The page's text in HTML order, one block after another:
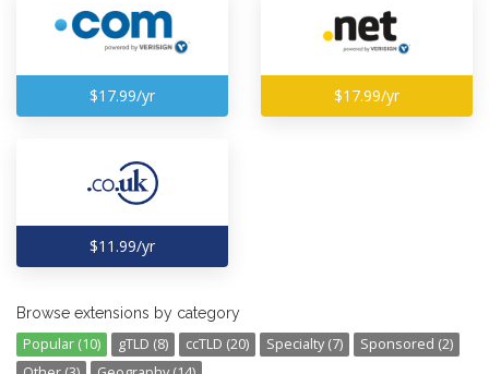
$17.99/yr $17.99/yr
$11.99/yr
Browse extensions by category
Popular (10) gTLD (8) ccTLD (20) Specialty (7)
Sponsored (2)